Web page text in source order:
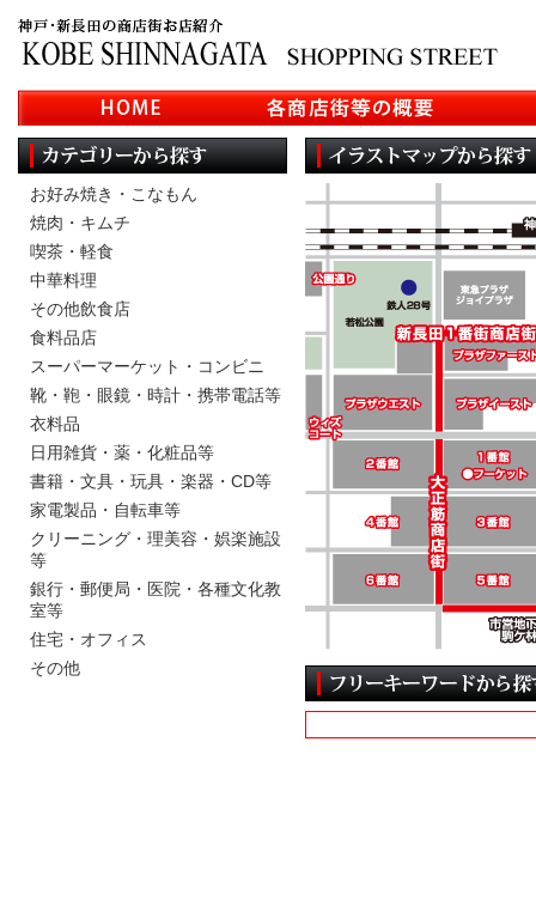
お好み焼き・こなもん
焼肉・キムチ
喫茶・軽食
中華料理
その他飲食店
食料品店
スーパーマーケット・コンビニ
靴・鞄・眼鏡・時計・携帯電話等
衣料品
日用雑貨・薬・化粧品等
書籍・文具・玩具・楽器・CD等
家電製品・自転車等
クリーニング・理美容・娯楽施設
等
銀行・郵便局・医院・各種文化教
室等
住宅・オフィス
その他